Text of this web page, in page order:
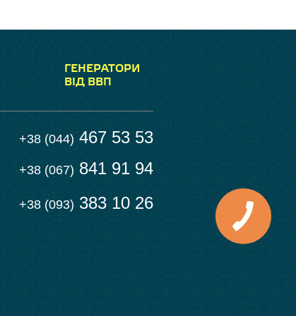
ГЕНЕРАТОРИ
ВІД ВВП
+38 (044) 467 53 53
+38 (067) 841 91 94
+38 (093) 383 10 26